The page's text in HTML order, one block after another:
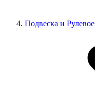
Подвеска и Рулевое